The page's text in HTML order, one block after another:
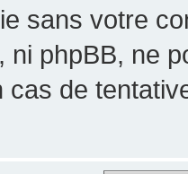
sans votre
ni phpBB, ne
cas de